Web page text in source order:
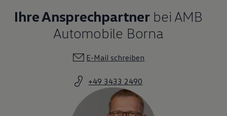
Ihre Ansprechpartnerbei AMB
Automobile Borna
E-Mail schreiben
+49 3433 2490